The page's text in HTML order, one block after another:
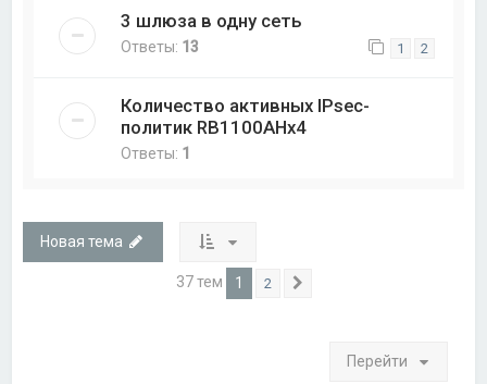
3 шлюза в одну сеть
Ответы: 13 1 2
Количество активных IPsec-
политик RB1100AHx4
Ответы: 1
Новая тема
37 тем 1 2
Перейти